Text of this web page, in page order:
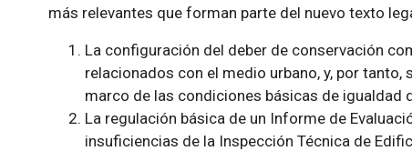
más relevantes que forman parte del nuevo texto
La configuración del deber de conservación
relacionados con el medio urbano, y, por
marco de las condiciones básicas de igualdad
La regulación básica de un Informe de
insuficiencias de la Inspección Técnica de